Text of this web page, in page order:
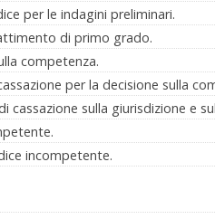
per le indagini preliminari.
di primo grado.
competenza.
per la decisione sulla
cassazione sulla giurisdizione e
incompetente.